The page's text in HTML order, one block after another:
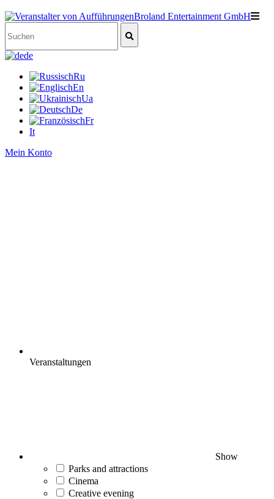
de
Ru
En
Ua
De
Fr
It
Mein Konto
Veranstaltungen
Show
Parks and attractions
Cinema
Creative evening